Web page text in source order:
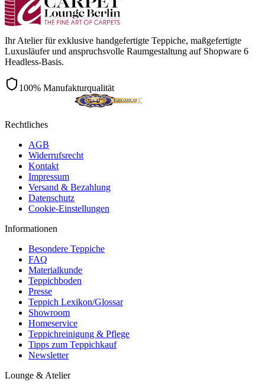
Ihr Atelier für exklusive handgefertigte Teppiche, maßgefertigte
Luxusläufer und anspruchsvolle Raumgestaltung auf Shopware 6
Headless-Basis.
100% Manufakturqualität
Rechtliches
AGB
Widerrufsrecht
Kontakt
Impressum
Versand & Bezahlung
Datenschutz
Cookie-Einstellungen
Informationen
Besondere Teppiche
FAQ
Materialkunde
Teppichboden
Presse
Teppich Lexikon/Glossar
Showroom
Homeservice
Teppichreinigung & Pflege
Tipps zum Teppichkauf
Newsletter
Lounge & Atelier